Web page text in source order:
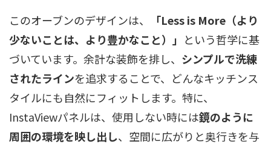
このオーブンのデザインは、
「Less is More（より
少ないことは、より豊かなこと）」 という哲学に基
づいています。余計な装飾を排し、 シンプルで洗練
されたラインを追求することで、どんなキッチンス
タイルにも自然にフィットします。特に、
InstaViewパネルは、使用しない時には鏡のように
周囲の環境を映し出し、空間に広がりと奥行きを与